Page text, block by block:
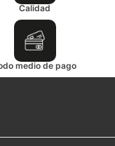
Calidad
medio de pago